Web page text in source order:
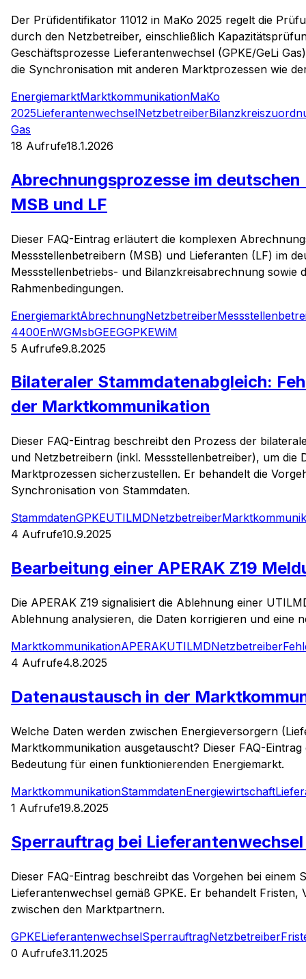
Der Prüfidentifikator 11012 in MaKo 2025 regelt die
durch den Netzbetreiber, einschließlich
Geschäftsprozesse Lieferantenwechsel (GPKE/GeLi
die Synchronisation mit anderen Marktprozessen wie
EnergiemarktMarktkommunikationMaKo
2025LieferantenwechselNetzbetreiber
Gas
18 Aufrufe18.1.2026
Abrechnungsprozesse im
MSB und LF
Dieser FAQ-Eintrag erläutert die komplexen
Messstellenbetreibern (MSB) und Lieferanten (LF) im
Messstellenbetriebs- und Bilanzkreisabrechnung
Rahmenbedingungen.
EnergiemarktAbrechnungNetzbetreiber
4400EnWGMsbGEEGGPKEWiM
5 Aufrufe9.8.2025
Bilateraler Stammdatenabgleich:
der Marktkommunikation
Dieser FAQ-Eintrag beschreibt den Prozess der
und Netzbetreibern (inkl. Messstellenbetreiber), um die
Marktprozessen sicherzustellen. Er behandelt die
Synchronisation von Stammdaten.
StammdatenGPKEUTILMDNetzbetreiber
4 Aufrufe10.9.2025
Bearbeitung einer APERAK Z19
Die APERAK Z19 signalisiert die Ablehnung einer
Ablehnung analysieren, die Daten korrigieren und eine
MarktkommunikationAPERAKUTILMDNetzbetreiber
4 Aufrufe4.8.2025
Datenaustausch in der
Welche Daten werden zwischen Energieversorgern
Marktkommunikation ausgetauscht? Dieser FAQ-
Bedeutung für einen funktionierenden Energiemarkt.
MarktkommunikationStammdatenEnergiewirtschaft
1 Aufrufe19.8.2025
Sperrauftrag bei
Dieser FAQ-Eintrag beschreibt das Vorgehen bei
Lieferantenwechsel gemäß GPKE. Er behandelt
zwischen den Marktpartnern.
GPKELieferantenwechselSperrauftragNetzbetreiber
0 Aufrufe3.11.2025